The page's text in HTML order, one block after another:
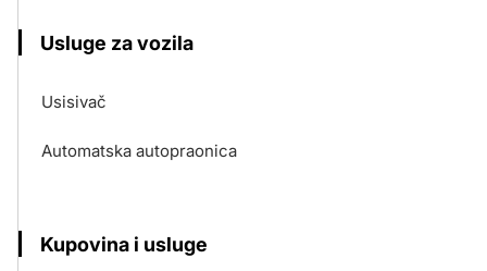
Usluge za vozila
Usisivač
Automatska autopraonica
Kupovina i usluge